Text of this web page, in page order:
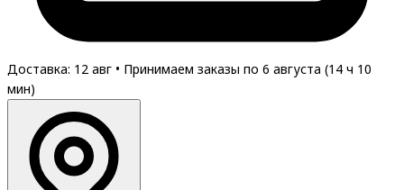
Доставка: 12 авг • Принимаем заказы по 6 августа (14 ч 10
мин)